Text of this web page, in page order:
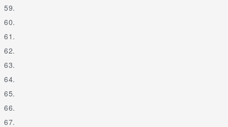
59.
60.
61.
62.
63.
64.
65.
66.
67.